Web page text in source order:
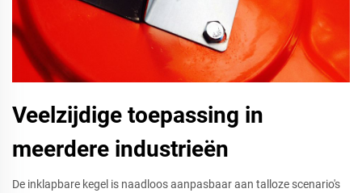
Veelzijdige toepassing in
meerdere industrieën
De inklapbare kegel is naadloos aanpasbaar aan talloze scenario's